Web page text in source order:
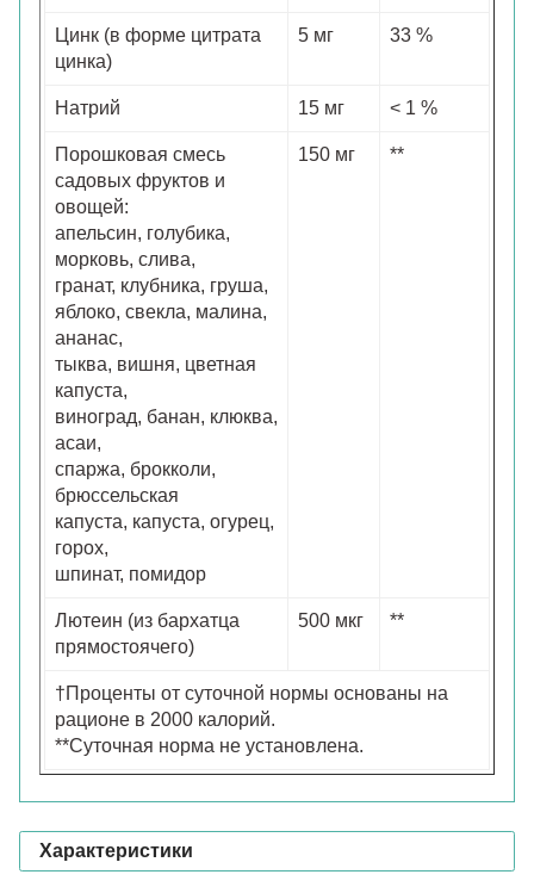
Цинк (в форме цитрата
цинка)
5 мг 33 %
Натрий 15 мг < 1 %
Порошковая смесь
садовых фруктов и
овощей:
апельсин, голубика,
морковь, слива,
гранат, клубника, груша,
яблоко, свекла, малина,
ананас,
тыква, вишня, цветная
капуста,
виноград, банан, клюква,
асаи,
спаржа, брокколи,
брюссельская
капуста, капуста, огурец,
горох,
шпинат, помидор
150 мг **
Лютеин (из бархатца
прямостоячего)
500 мкг **
†Проценты от суточной нормы основаны на
рационе в 2000 калорий.
**Суточная норма не установлена.
Характеристики